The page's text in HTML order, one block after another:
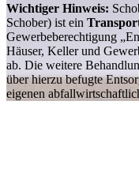
Wichtiger Hinweis:
Schober) ist ein
Gewerbeberechtigung
Häuser, Keller und
ab. Die weitere
über hierzu befugte
eigenen